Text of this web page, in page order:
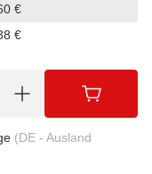
€
€
(DE - Ausland